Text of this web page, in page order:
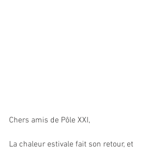
Chers amis de Pôle XXI,
La chaleur estivale fait son retour, et